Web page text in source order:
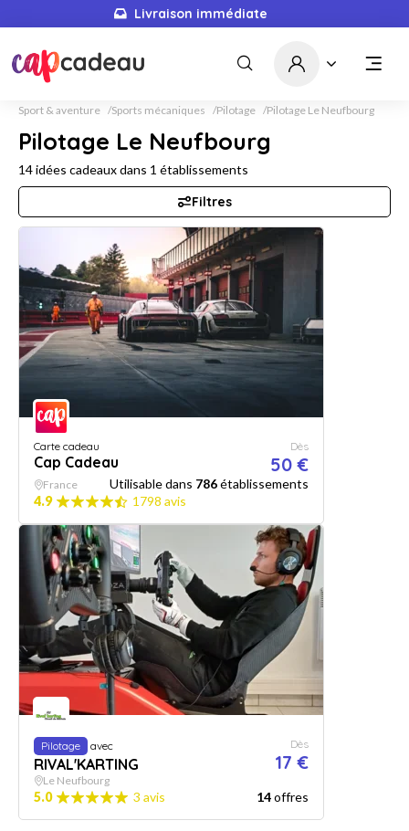
Livraison immédiate
Sport & aventure Sports mécaniques Pilotage Pilotage Le Neufbourg
Pilotage Le Neufbourg
14idées cadeaux dans 1 établissements
Filtres
Carte cadeau
Cap Cadeau
Dès
50 €
France Utilisable dans 786établissements
4.9
1798 avis
Pilotage avec
RIVAL'KARTING
Dès
17 €
Le Neufbourg
5.0 3 avis 14offres